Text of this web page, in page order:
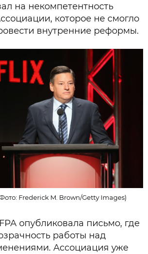
на некомпетентность
которое не смогло
внутренние реформы.
Frederick M. Brown/Getty Images)
опубликовала письмо, где
работы над
Ассоциация уже